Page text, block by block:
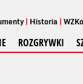
Historia
ROZGRYWKI